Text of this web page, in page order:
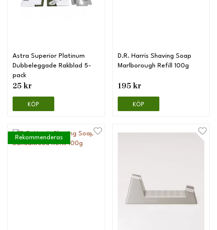
Astra Superior Platinum
Dubbeleggade Rakblad 5-
pack
25 kr
KÖP
D.R. Harris Shaving Soap
Marlborough Refill 100g
195 kr
KÖP
Rekommenderas